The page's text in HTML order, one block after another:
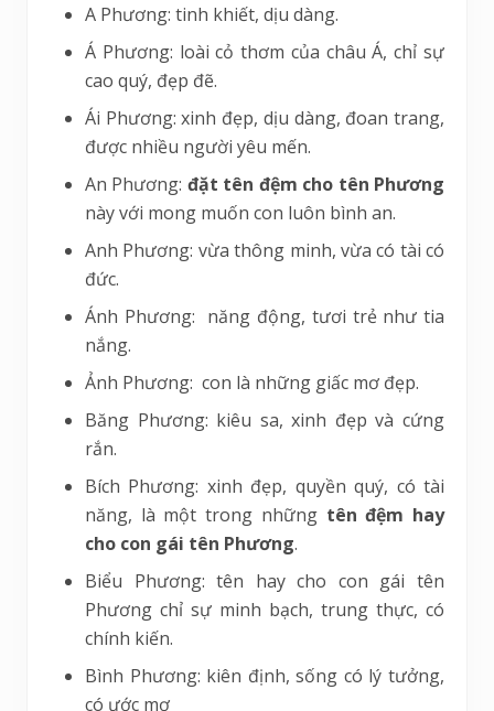
A Phương: tinh khiết, dịu dàng.
Á Phương: loài cỏ thơm của châu Á, chỉ sự
cao quý, đẹp đẽ.
Ái Phương: xinh đẹp, dịu dàng, đoan trang,
được nhiều người yêu mến.
An Phương: đặt tên đệm cho tên Phương
này với mong muốn con luôn bình an.
Anh Phương: vừa thông minh, vừa có tài có
đức.
Ánh Phương: năng động, tươi trẻ như tia
nắng.
Ảnh Phương: con là những giấc mơ đẹp.
Băng Phương: kiêu sa, xinh đẹp và cứng
rắn.
Bích Phương: xinh đẹp, quyền quý, có tài
năng, là một trong những tên đệm hay
cho con gái tên Phương.
Biểu Phương: tên hay cho con gái tên
Phương chỉ sự minh bạch, trung thực, có
chính kiến.
Bình Phương: kiên định, sống có lý tưởng,
có ước mơ